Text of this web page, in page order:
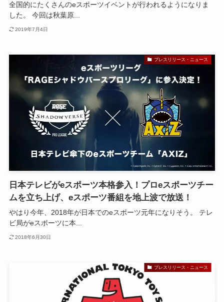
全国的にたくさんのeスポーツイベントが行われるようになりま
した。 今回は秋葉原...
2019年7月4日
プレスリリース・ニュース
日本テレビがeスポーツ本格参入！プロeスポーツチー
ムを立ち上げ、eスポーツ番組を地上波で放送！
やはり今年、2018年が日本でのeスポーツ元年になりそう。 テレ
ビ局がeスポーツに本...
2018年6月30日
プレスリリース・ニュース